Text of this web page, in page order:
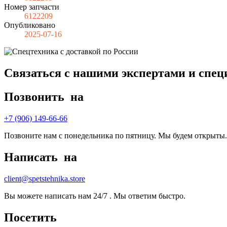
Номер запчасти
6122209
Опубликовано
2025-07-16
Связаться с нашими экспертами и
Позвонить на
+7 (906) 149-66-66
Позвоните нам с понедельника по пятницу. Мы будем открыты.
Написать на
client@spetstehnika.store
Вы можете написать нам 24/7 . Мы ответим быстро.
Посетить